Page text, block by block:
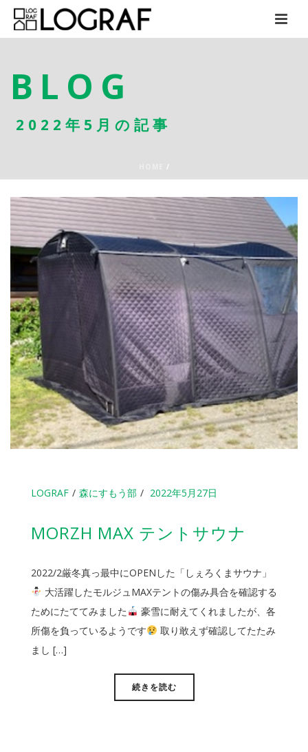
BLOG
2022年5月の記事
/
LOGRAF 森にすもう部 2022年5月27日
MORZH MAX テントサウナ
2022/2厳冬真っ最中にOPENした「しぇろくまサウナ」
大活躍したモルジュMAXテントの傷み具合を確認する
ためにたててみました
豪雪に耐えてくれましたが、各
所傷を負っているようです
取り敢えず確認してたたみ
まし […]
続きを読む